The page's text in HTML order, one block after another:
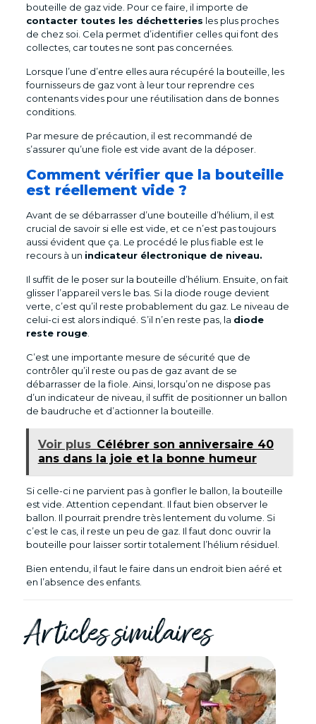
bouteille de gaz vide. Pour ce faire, il importe de
contacter toutes les déchetteries les plus proches
de chez soi. Cela permet d’identifier celles qui font des
collectes, car toutes ne sont pas concernées.
Lorsque l’une d’entre elles aura récupéré la bouteille, les
fournisseurs de gaz vont à leur tour reprendre ces
contenants vides pour une réutilisation dans de bonnes
conditions.
Par mesure de précaution, il est recommandé de
s’assurer qu’une fiole est vide avant de la déposer.
Comment vérifier que la bouteille
est réellement vide ?
Avant de se débarrasser d’une bouteille d’hélium, il est
crucial de savoir si elle est vide, et ce n’est pas toujours
aussi évident que ça. Le procédé le plus fiable est le
recours à un indicateur électronique de niveau.
Il suffit de le poser sur la bouteille d’hélium. Ensuite, on fait
glisser l’appareil vers le bas. Si la diode rouge devient
verte, c’est qu’il reste probablement du gaz. Le niveau de
celui-ci est alors indiqué. S’il n’en reste pas, la diode
reste rouge.
C’est une importante mesure de sécurité que de
contrôler qu’il reste ou pas de gaz avant de se
débarrasser de la fiole. Ainsi, lorsqu’on ne dispose pas
d’un indicateur de niveau, il suffit de positionner un ballon
de baudruche et d’actionner la bouteille.
Voir plus Célébrer son anniversaire 40
ans dans la joie et la bonne humeur
Si celle-ci ne parvient pas à gonfler le ballon, la bouteille
est vide. Attention cependant. Il faut bien observer le
ballon. Il pourrait prendre très lentement du volume. Si
c’est le cas, il reste un peu de gaz. Il faut donc ouvrir la
bouteille pour laisser sortir totalement l’hélium résiduel.
Bien entendu, il faut le faire dans un endroit bien aéré et
en l’absence des enfants.
Articles similaires